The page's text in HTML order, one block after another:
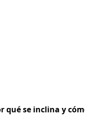
qué se inclina y